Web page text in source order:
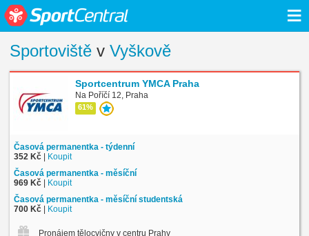
≡
Sportoviště v Vyškově
Sportcentrum YMCA Praha
Na Poříčí 12, Praha
61%
Časová permanentka - týdenní
352 Kč | Koupit
Časová permanentka - měsíční
969 Kč | Koupit
Časová permanentka - měsíční studentská
700 Kč | Koupit
Pronájem tělocvičny v centru Prahy